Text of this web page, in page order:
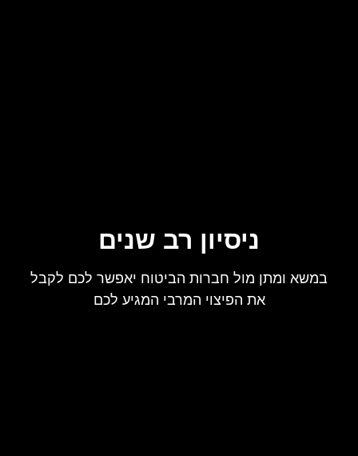
ניסיון רב שנים
במשא ומתן מול חברות הביטוח יאפשר לכם לקבל
את הפיצוי המרבי המגיע לכם